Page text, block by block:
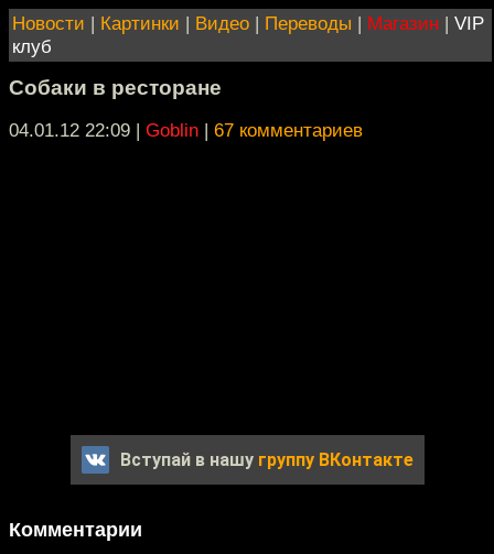
Новости | Картинки | Видео | Переводы | Магазин | VIP
клуб
Собаки в ресторане
04.01.12 22:09 | Goblin | 67 комментариев
Вступай в нашу группу ВКонтакте
Комментарии